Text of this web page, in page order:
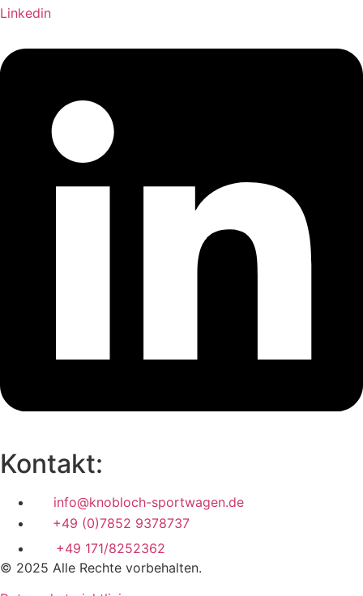
Linkedin
Kontakt:
info@knobloch-sportwagen.de
+49 (0)7852 9378737
+49 171/8252362
© 2025 Alle Rechte vorbehalten.